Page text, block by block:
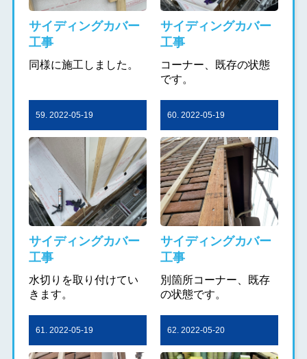
サイディングカバー
工事
同様に施工しました。
サイディングカバー
工事
コーナー、既存の状態
です。
59. 2022-05-19
サイディングカバー
工事
水切りを取り付けてい
きます。
60. 2022-05-19
サイディングカバー
工事
別箇所コーナー、既存
の状態です。
61. 2022-05-19 62. 2022-05-20